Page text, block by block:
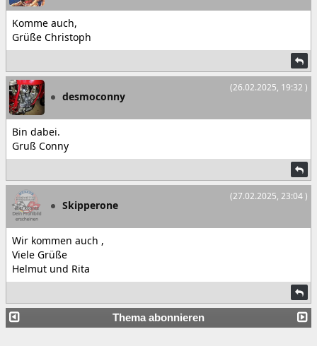
Komme auch,
Grüße Christoph
(26.02.2025, 19:32 )
desmoconny
Bin dabei.
Gruß Conny
(27.02.2025, 23:04 )
Skipperone
Wir kommen auch ,
Viele Grüße
Helmut und Rita
Thema abonnieren